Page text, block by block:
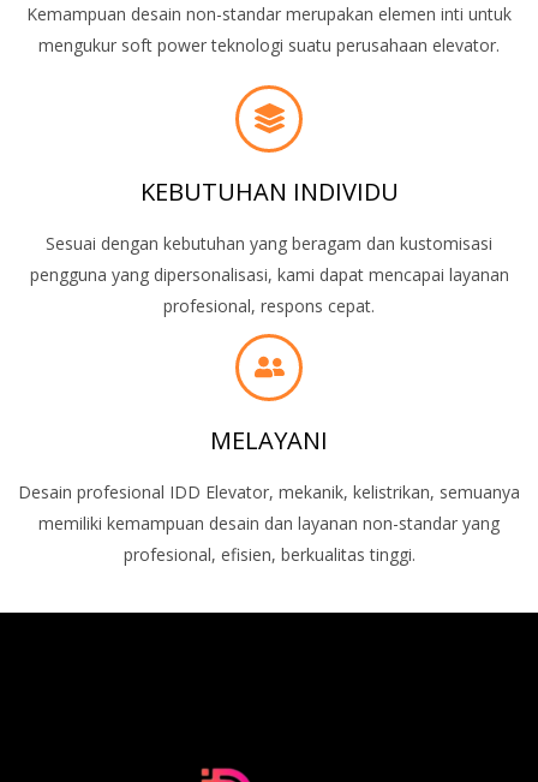
Kemampuan desain non-standar merupakan elemen inti untuk
mengukur soft power teknologi suatu perusahaan elevator.
KEBUTUHAN INDIVIDU
Sesuai dengan kebutuhan yang beragam dan kustomisasi
pengguna yang dipersonalisasi, kami dapat mencapai layanan
profesional, respons cepat.
MELAYANI
Desain profesional IDD Elevator, mekanik, kelistrikan, semuanya
memiliki kemampuan desain dan layanan non-standar yang
profesional, efisien, berkualitas tinggi.